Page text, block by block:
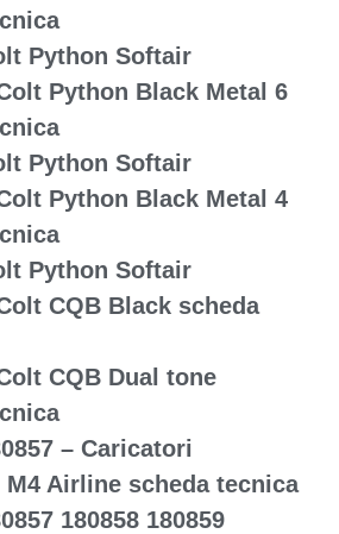
Python Softair
Python Black Metal 6
Python Softair
Python Black Metal 4
Python Softair
CQB Black scheda
CQB Dual tone
– Caricatori
M4 Airline scheda tecnica
180858 180859